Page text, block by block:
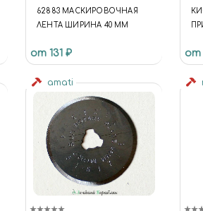
62883 МАСКИРОВОЧНАЯ
ЛЕНТА ШИРИНА 40 ММ
от 131 ₽ от
amati